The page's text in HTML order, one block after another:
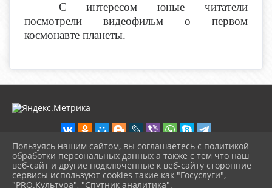
С интересом юные читатели
посмотрели видеофильм о первом
космонавте планеты.
2026 г. boikoponura-lib.kultura23.ru
Вход
Пользуясь нашим сайтом, вы соглашаетесь с политикой
обработки персональных данных а также с тем что наш
веб-сайт и другие подключенные к веб-сайту сторонние
сервисы используют cookies такие как "Госуслуги",
"PRO.Культура", "Спутник аналитика".